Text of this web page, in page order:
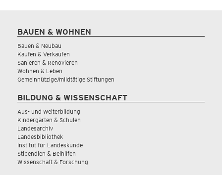
BAUEN & WOHNEN
Bauen & Neubau
Kaufen & Verkaufen
Sanieren & Renovieren
Wohnen & Leben
Gemeinnützige/mildtätige Stiftungen
BILDUNG & WISSENSCHAFT
Aus- und Weiterbildung
Kindergärten & Schulen
Landesarchiv
Landesbibliothek
Institut für Landeskunde
Stipendien & Beihilfen
Wissenschaft & Forschung